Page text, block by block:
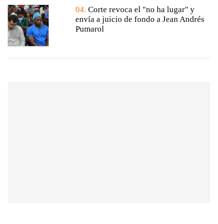
04. Corte revoca el "no ha lugar" y
envía a juicio de fondo a Jean Andrés
Pumarol